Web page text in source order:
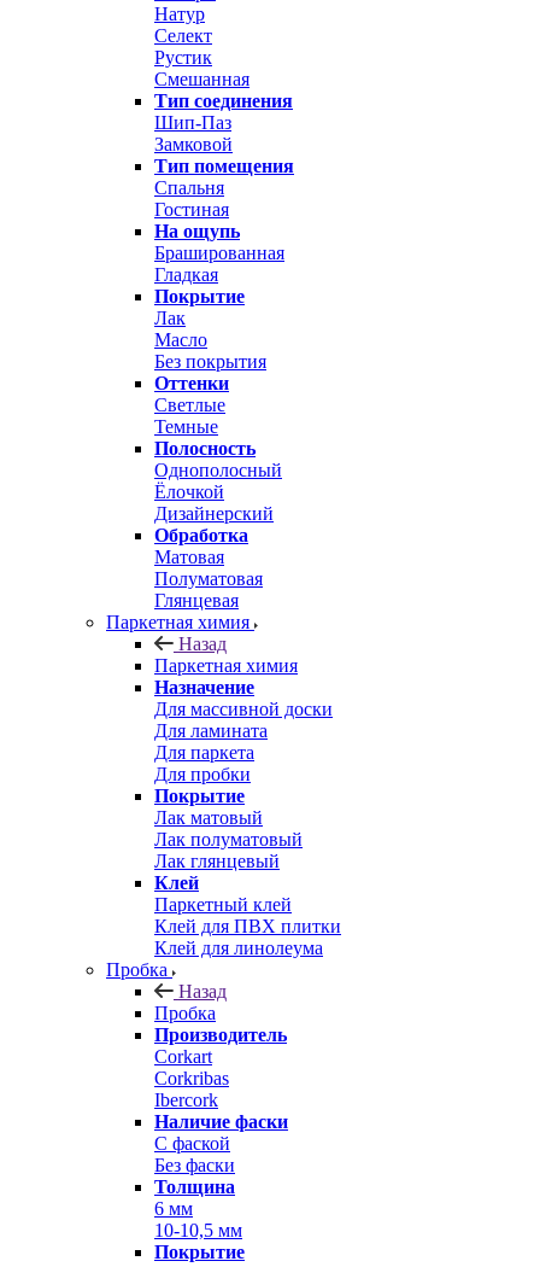
Натур
Селект
Рустик
Смешанная
Тип соединения
Шип-Паз
Замковой
Тип помещения
Спальня
Гостиная
На ощупь
Брашированная
Гладкая
Покрытие
Лак
Масло
Без покрытия
Оттенки
Светлые
Темные
Полосность
Однополосный
Ёлочкой
Дизайнерский
Обработка
Матовая
Полуматовая
Глянцевая
Паркетная химия
Назад
Паркетная химия
Назначение
Для массивной доски
Для ламината
Для паркета
Для пробки
Покрытие
Лак матовый
Лак полуматовый
Лак глянцевый
Клей
Паркетный клей
Клей для ПВХ плитки
Клей для линолеума
Пробка
Назад
Пробка
Производитель
Corkart
Corkribas
Ibercork
Наличие фаски
С фаской
Без фаски
Толщина
6 мм
10-10,5 мм
Покрытие